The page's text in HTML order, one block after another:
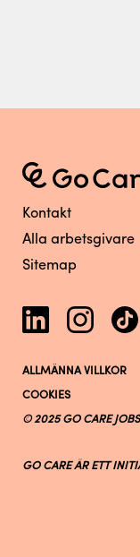
Kontakt
Alla arbetsgivare
Sitemap
GO CARE ÄR ETT
© 2025 GO CARE JOBS
ALLMÄNNA VILLKOR
COOKIES